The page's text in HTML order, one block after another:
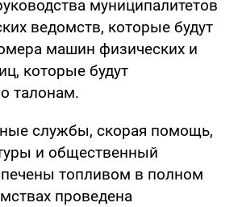
муниципалитетов
ведомств, которые будут
машин физических и
которые будут
талонам.
службы, скорая помощь,
и общественный
топливом в полном
проведена